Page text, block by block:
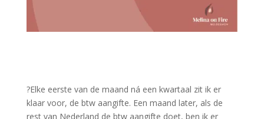
?Elke eerste van de maand ná een kwartaal zit ik er
klaar voor, de btw aangifte. Een maand later, als de
rest van Nederland de btw aangifte doet, ben ik er